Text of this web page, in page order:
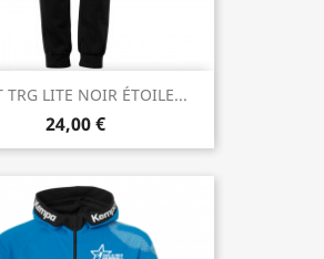
TRG LITE NOIR ÉTOILE...
24,00 €